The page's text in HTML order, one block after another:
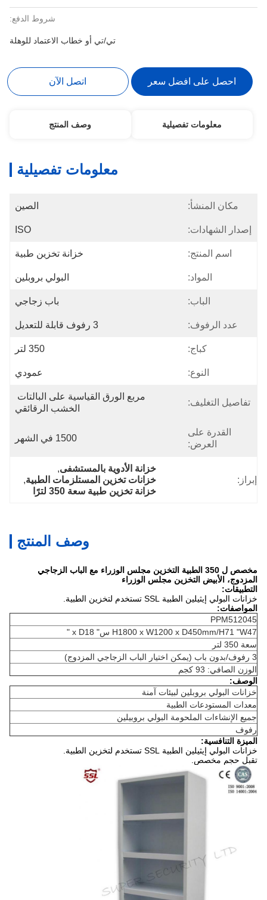
شروط الدفع:
تي/تي أو خطاب الاعتماد للوهلة
احصل على افضل سعر اتصل الآن
معلومات تفصيلية وصف المنتج
معلومات تفصيلية
مكان المنشأ: الصين
إصدار الشهادات: ISO
اسم المنتج: خزانة تخزين طبية
المواد: البولي بروبلين
الباب: باب زجاجي
عدد الرفوف: 3 رفوف قابلة للتعديل
كباج: 350 لتر
النوع: عمودي
تفاصيل التغليف:
مربع الورق القياسية على البالتات
الخشب الرقائقي
القدرة على
العرض:
1500 في الشهر
إبراز:
خزانة الأدوية بالمستشفى ,
خزانات تخزين المستلزمات الطبية,
خزانة تخزين طبية سعة 350 لترًا
وصف المنتج
مخصص ل 350 الطبية التخزين مجلس الوزراء مع الباب الزجاجي
المزدوج، الأبيض التخزين مجلس الوزراء
التطبيقات:
خزانات البولي إيثيلين الطبية SSL تستخدم لتخزين الطبية.
المواصفات:
PPM512045
H1800 x W1200 x D450mm/H71 "W47 س" x D18 "
سعة 350 لتر
الوزن الصافي: 93 كجم
الوصف:
خزانات البولي بروبلين لبيئات آمنة
معدات المستودعات الطبية
جميع الإنشاءات الملحومة البولي بروبيلين
رفوف
الميزة التنافسية:
خزانات البولي إيثيلين الطبية SSL تستخدم لتخزين الطبية.
تقبل حجم مخصص.